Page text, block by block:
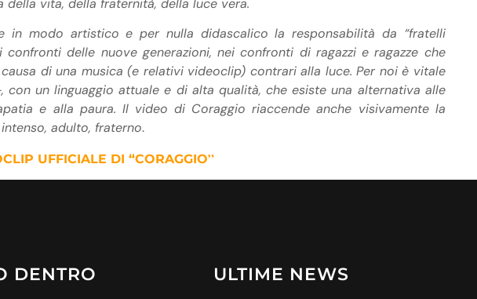
della vita, della fraternità, della luce vera.
in modo artistico e per nulla didascalico la responsabilità da “fratelli
confronti delle nuove generazioni, nei confronti di ragazzi e ragazze che
di una musica (e relativi videoclip) contrari alla luce. Per noi è vitale
con un linguaggio attuale e di alta qualità, che esiste una alternativa alle
e alla paura. Il video di Coraggio riaccende anche visivamente la
adulto, fraterno.
UFFICIALE DI “CORAGGIO”
DENTRO ULTIME NEWS